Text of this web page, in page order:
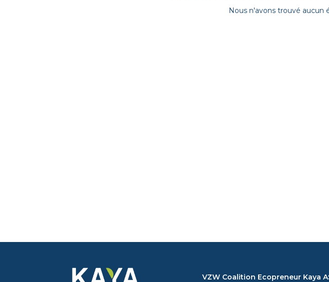
Nous n'avons trouvé aucun
VZW Coalition Ecopreneur Kaya